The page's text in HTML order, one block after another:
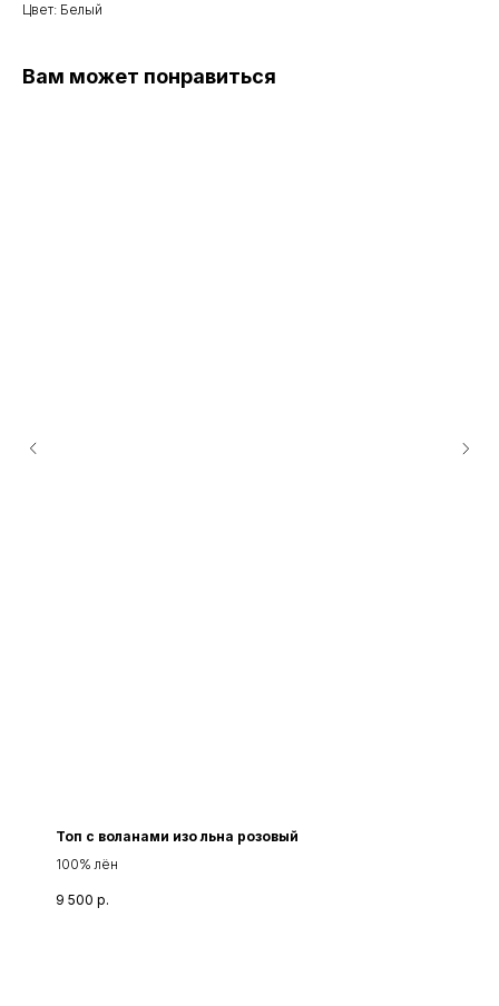
Цвет: Белый
Вам может понравиться
Топ с воланами изо льна розовый
100% лён
9 500 р.